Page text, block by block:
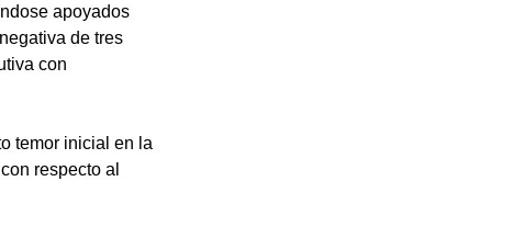
apoyados
de tres
con
temor inicial en la
respecto al